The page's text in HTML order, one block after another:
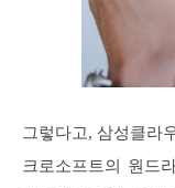
그렇다고, 삼성클라
크로소프트의 원드